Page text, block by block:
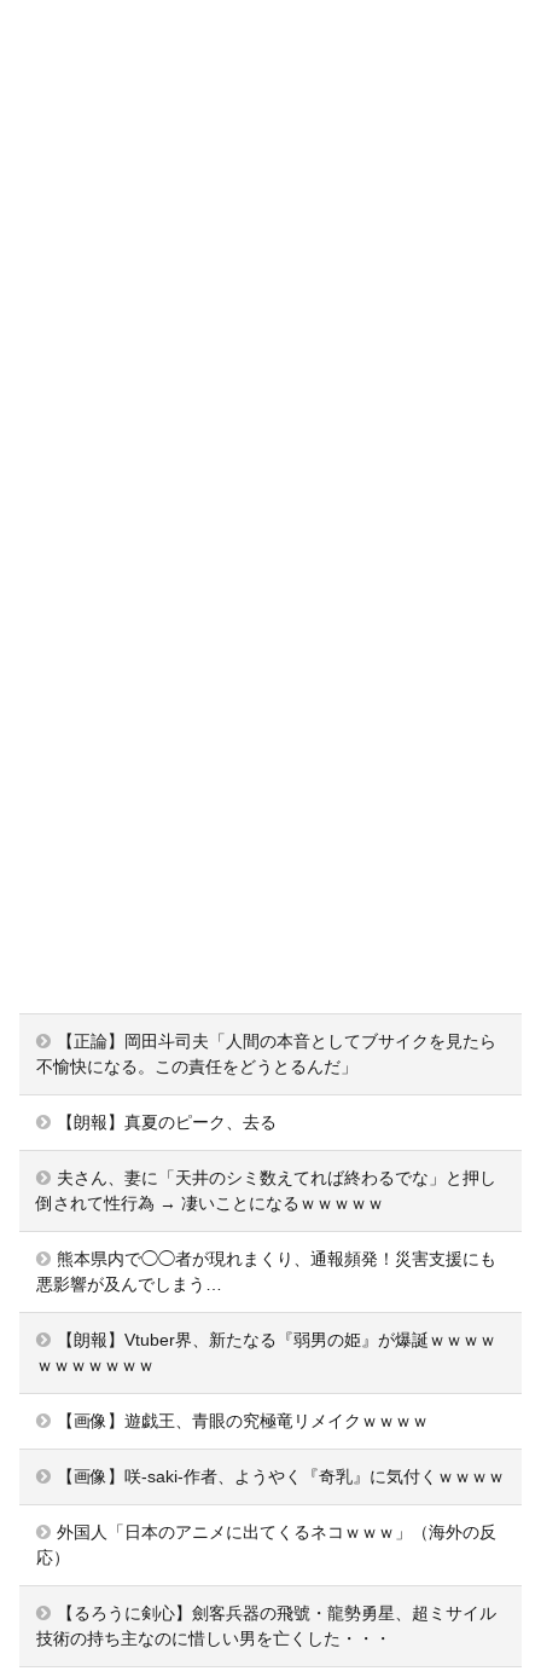
【正論】岡田斗司夫「人間の本音としてブサイクを見たら
不愉快になる。この責任をどうとるんだ」
【朗報】真夏のピーク、去る
夫さん、妻に「天井のシミ数えてれば終わるでな」と押し
倒されて性行為 → 凄いことになるｗｗｗｗｗ
熊本県内で◯◯者が現れまくり、通報頻発！災害支援にも
悪影響が及んでしまう…
【朗報】Vtuber界、新たなる『弱男の姫』が爆誕ｗｗｗｗ
ｗｗｗｗｗｗｗ
【画像】遊戯王、青眼の究極竜リメイクｗｗｗｗ
【画像】咲-saki-作者、ようやく『奇乳』に気付くｗｗｗｗ
外国人「日本のアニメに出てくるネコｗｗｗ」（海外の反
応）
【るろうに剣心】劍客兵器の飛號・龍勢勇星、超ミサイル
技術の持ち主なのに惜しい男を亡くした・・・